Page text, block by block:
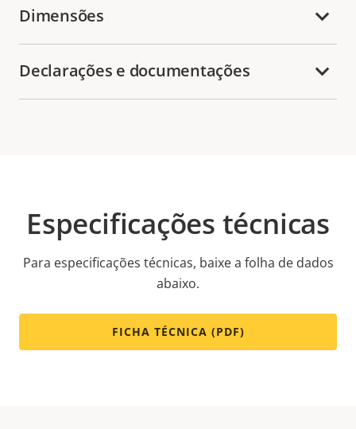
Dimensões
Declarações e documentações
Especificações técnicas
Para especificações técnicas, baixe a folha de dados
abaixo.
FICHA TÉCNICA (PDF)